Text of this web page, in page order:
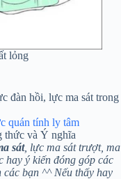
lỏng
đàn hồi, lực ma sát trong
quán tính ly tâm
thức và Ý nghĩa
sát, lực ma sát trượt, ma
hay ý kiến đóng góp các
bạn ^^ Nếu thấy hay